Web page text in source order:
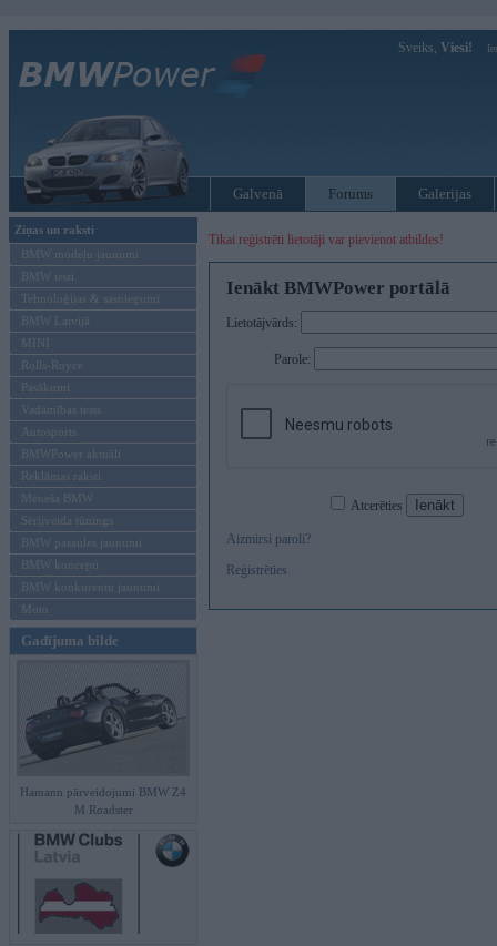
Sveiks, Viesi!
Galvenā Forums Galerijas
Ziņas un raksti
BMW modeļu jaunumi
BMW testi
Tehnoloģijas & sasniegumi
BMW Latvijā
MINI
Rolls-Royce
Pasākumi
Vadāmības tests
Autosports
BMWPower aktuāli
Reklāmas raksti
Mēneša BMW
Sērijveida tūnings
BMW pasaules jaunumi
BMW koncepti
BMW konkurentu jaunumi
Moto
Gadījuma bilde
Hamann pārveidojumi BMW Z4
M Roadster
Tikai reģistrēti lietotāji var pievienot atbildes!
Ienākt BMWPower portālā
Lietotājvārds:
Parole:
Atcerēties
Aizmirsi paroli?
Reģistrēties